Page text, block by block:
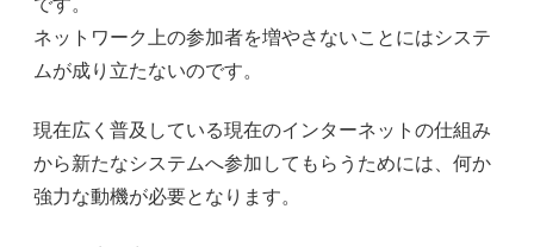
ネットワーク上の参加者を増やさないことにはシステ
ムが成り立たないのです。
現在広く普及している現在のインターネットの仕組み
から新たなシステムへ参加してもらうためには、何か
強力な動機が必要となります。